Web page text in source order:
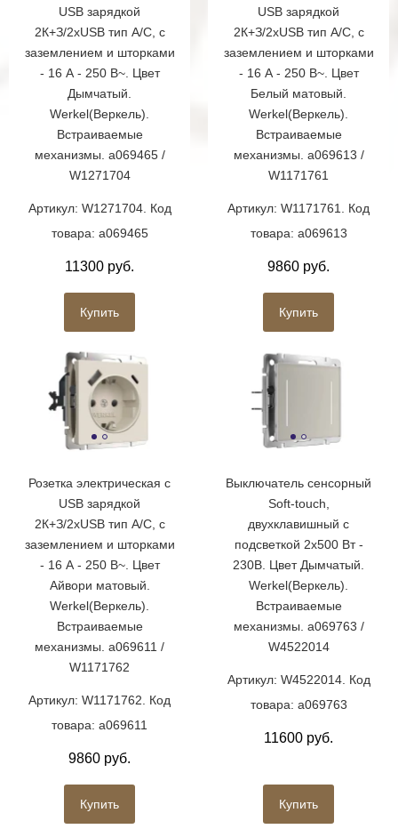
USB зарядкой
2К+З/2хUSB тип А/C, с
заземлением и шторками
- 16 А - 250 В~. Цвет
Дымчатый.
Werkel(Веркель).
Встраиваемые
механизмы. a069465 /
W1271704
Артикул: W1271704. Код
товара: a069465
11300 руб.
Купить
USB зарядкой
2К+З/2хUSB тип А/C, с
заземлением и шторками
- 16 А - 250 В~. Цвет
Белый матовый.
Werkel(Веркель).
Встраиваемые
механизмы. a069613 /
W1171761
Артикул: W1171761. Код
товара: a069613
9860 руб.
Купить
Розетка электрическая с
USB зарядкой
2К+З/2хUSB тип А/C, с
заземлением и шторками
- 16 А - 250 В~. Цвет
Айвори матовый.
Werkel(Веркель).
Встраиваемые
механизмы. a069611 /
W1171762
Артикул: W1171762. Код
товара: a069611
9860 руб.
Купить
Выключатель сенсорный
Soft-touch,
двухклавишный с
подсветкой 2х500 Вт -
230В. Цвет Дымчатый.
Werkel(Веркель).
Встраиваемые
механизмы. a069763 /
W4522014
Артикул: W4522014. Код
товара: a069763
11600 руб.
Купить